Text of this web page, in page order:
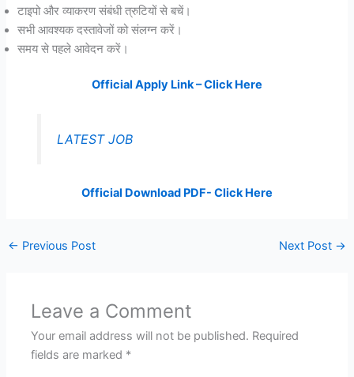
टाइपो और व्याकरण संबंधी त्रुटियों से बचें।
सभी आवश्यक दस्तावेजों को संलग्न करें।
समय से पहले आवेदन करें।
Official Apply Link – Click Here
LATEST JOB
Official Download PDF- Click Here
← Previous Post Next Post →
Leave a Comment
Your email address will not be published. Required
fields are marked *